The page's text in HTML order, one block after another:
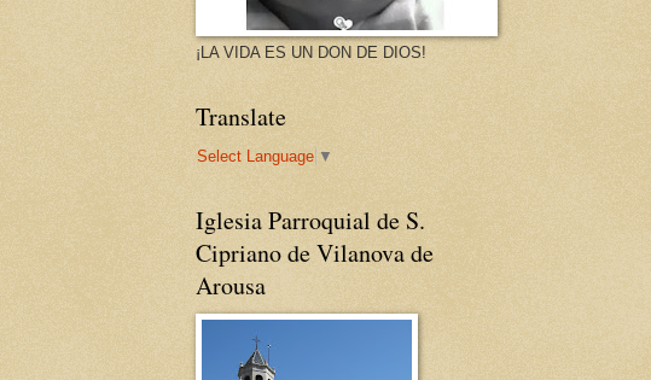
¡LA VIDA ES UN DON DE DIOS!
Translate
Select Language ▼
Iglesia Parroquial de S.
Cipriano de Vilanova de
Arousa